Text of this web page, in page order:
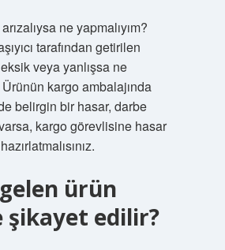
ne yapmalıyım?
tarafından getirilen
veya yanlışsa ne
Ürünün kargo ambalajında
belirgin bir hasar, darbe
kargo görevlisine hasar
ürün
şikayet edilir?